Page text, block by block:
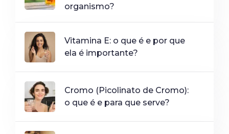
organismo?
Vitamina E: o que é e por que
ela é importante?
Cromo (Picolinato de Cromo):
o que é e para que serve?